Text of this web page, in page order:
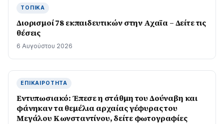
ΤΟΠΙΚΆ
Διορισμοί 78 εκπαιδευτικών στην Αχαϊα – Δείτε τις
θέσεις
6 Αυγούστου 2026
ΕΠΙΚΑΙΡΌΤΗΤΑ
Εντυπωσιακό: Έπεσε η στάθμη του Δούναβη και
φάνηκαν τα θεμέλια αρχαίας γέφυρας του
Μεγάλου Κωνσταντίνου, δείτε φωτογραφίες